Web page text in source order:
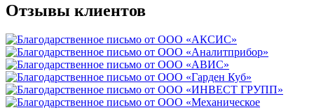
Отзывы клиентов